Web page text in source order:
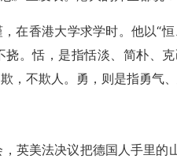
在香港大学求学时。他以“
。恬，是指恬淡、简朴、
，不欺人。勇，则是指勇气
英美法决议把德国人手里